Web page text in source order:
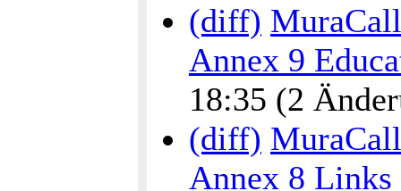
(diff)
Annex 9
18:35 (2
(diff)
Annex 8 Links